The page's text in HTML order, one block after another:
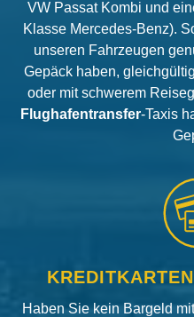
VW Passat Kombi und
Klasse Mercedes-Benz).
unseren Fahrzeugen
Gepäck haben,
oder mit schwerem
Flughafentransfer-Taxis
Haben Sie kein Bargeld